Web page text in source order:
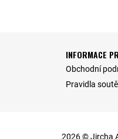
INFORMACE
Obchodní
Pravidla
2026 © Jircha